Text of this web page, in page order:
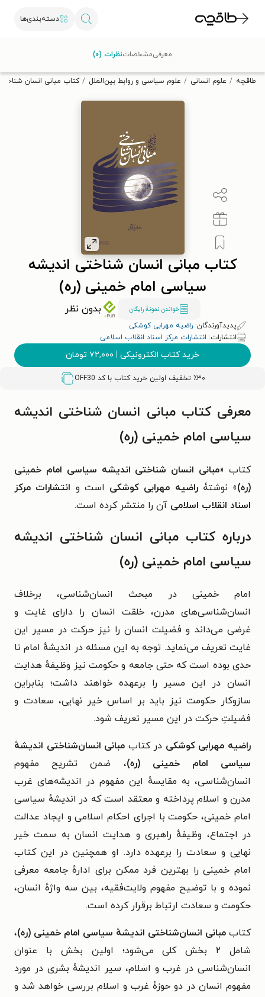
دسته‌بندی‌ها
تخفیف از طاقچه دریافت کن.
طاقچه علوم انسانی علوم سیاسی و روابط بین‌الملل کتاب مبانی انسان
کتاب مبانی انسان شناختی اندیشه
سیاسی امام خمینی (ره)
خواندن نمونۀ رایگان بدون نظر
پدیدآورندگان: راضیه مهرابی کوشکی
انتشارات: انتشارات مرکز اسناد انقلاب اسلامی
خرید کتاب الکترونیکی | ۷۲,۰۰۰ تومان
٪۳۰ تخفیف اولین خرید کتاب با کد OFF30
معرفیمشخصاتنظرات (۰)
معرفی کتاب مبانی انسان شناختی اندیشه
سیاسی امام خمینی (ره)
کتاب «مبانی انسان شناختی اندیشه سیاسی امام خمینی
(ره)» نوشتۀراضیه مهرابی کوشکی است و انتشارات مرکز
اسناد انقلاب اسلامی آن را منتشر کرده است.
درباره کتاب مبانی انسان شناختی اندیشه
سیاسی امام خمینی (ره)
امام خمینی در مبحث انسان‌شناسی، برخلاف
انسان‌شناسی‌های مدرن، خلقت انسان را دارای غایت و
غرضی می‌داند و فضیلت انسان را نیز حرکت در مسیر این
غایت تعریف می‌نماید. توجه به این مسئله در اندیشهٔ امام تا
حدی بوده است که حتی جامعه و حکومت نیز وظیفهٔ هدایت
انسان در این مسیر را برعهده خواهند داشت؛ بنابراین
سازوکار حکومت نیز باید بر اساس خیر نهایی، سعادت و
فضیلتِ حرکت در این مسیر تعریف شود.
راضیه مهرابی کوشکیدر کتاب مبانی انسان‌شناختی اندیشهٔ
سیاسی امام خمینی (ره)، ضمن تشریح مفهوم
انسان‌شناسی، به مقایسهٔ این مفهوم در اندیشه‌های غرب
مدرن و اسلام پرداخته و معتقد است که در اندیشهٔ سیاسی
امام خمینی، حکومت با اجرای احکام اسلامی و ایجاد عدالت
در اجتماع، وظیفهٔ راهبری و هدایت انسان به سمت خیر
نهایی و سعادت را برعهده دارد. او همچنین در این کتاب
امام خمینی را بهترین فرد ممکن برای ادارهٔ جامعه معرفی
نموده و با توضیح مفهوم ولایت‌فقیه، بین سه واژهٔ انسان،
حکومت و سعادت ارتباط برقرار کرده است.
کتاب مبانی انسان‌شناختی اندیشهٔ سیاسی امام خمینی (ره)،
شامل ۲ بخش کلی می‌شود؛ اولین بخش با عنوان
انسان‌شناسی در غرب و اسلام، سیر اندیشهٔ بشری در مورد
مفهوم انسان در دو حوزهٔ غرب و اسلام بررسی خواهد شد و